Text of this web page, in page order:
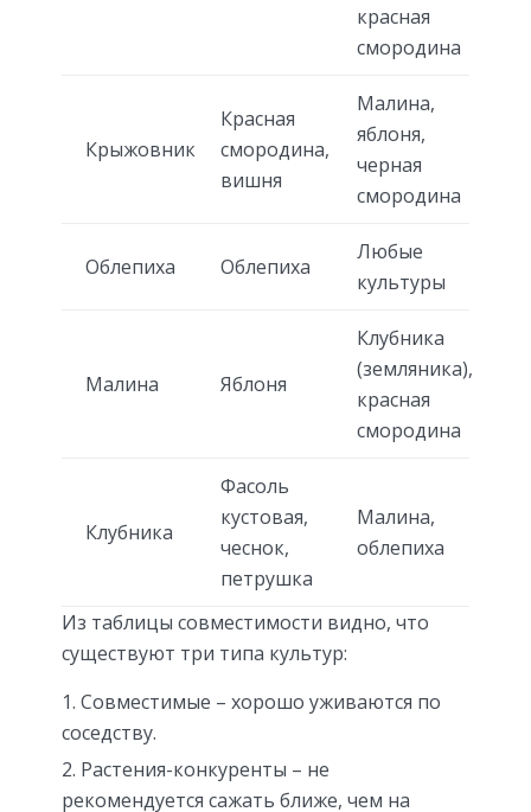
красная
смородина
Крыжовник
Красная
смородина,
вишня
Малина,
яблоня,
черная
смородина
Облепиха Облепиха
Любые
культуры
Малина Яблоня
Клубника
(земляника),
красная
смородина
Клубника
Фасоль
кустовая,
чеснок,
петрушка
Малина,
облепиха
Из таблицы совместимости видно, что
существуют три типа культур:
Совместимые – хорошо уживаются по
соседству.
Растения-конкуренты – не
рекомендуется сажать ближе, чем на